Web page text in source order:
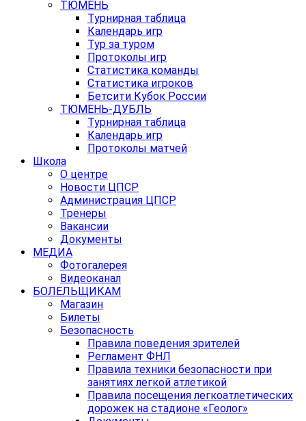
ТЮМЕНЬ
Турнирная таблица
Календарь игр
Тур за туром
Протоколы игр
Статистика команды
Статистика игроков
Бетсити Кубок России
ТЮМЕНЬ-ДУБЛЬ
Турнирная таблица
Календарь игр
Протоколы матчей
Школа
О центре
Новости ЦПСР
Администрация ЦПСР
Тренеры
Вакансии
Документы
МЕДИА
Фотогалерея
Видеоканал
БОЛЕЛЬЩИКАМ
Магазин
Билеты
Безопасность
Правила поведения зрителей
Регламент ФНЛ
Правила техники безопасности при
занятиях легкой атлетикой
Правила посещения легкоатлетических
дорожек на стадионе «Геолог»